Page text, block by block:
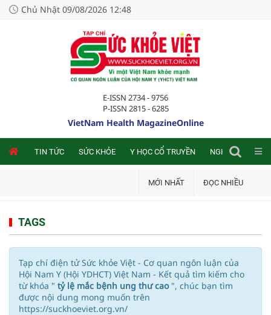
Chủ Nhật 09/08/2026 12:48
E-ISSN 2734 - 9756
P-ISSN 2815 - 6285
VietNam Health MagazineOnline
TIN TỨC SỨC KHỎE Y HỌC CỔ TRUYỀN NGHIÊN CỨU
MỚI NHẤT ĐỌC NHIỀU
TAGS
Tạp chí điện tử Sức khỏe Việt - Cơ quan ngôn luận của
Hội Nam Y (Hội YDHCT) Việt Nam - Kết quả tìm kiếm cho
từ khóa " tỷ lệ mắc bệnh ung thư cao ", chúc bạn tìm
được nội dung mong muốn trên
https://suckhoeviet.org.vn/